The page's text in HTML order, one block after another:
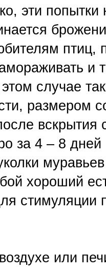
эти
и
случае
размером
вскрытия
за 4 – 8
хороший
стимуляции
или